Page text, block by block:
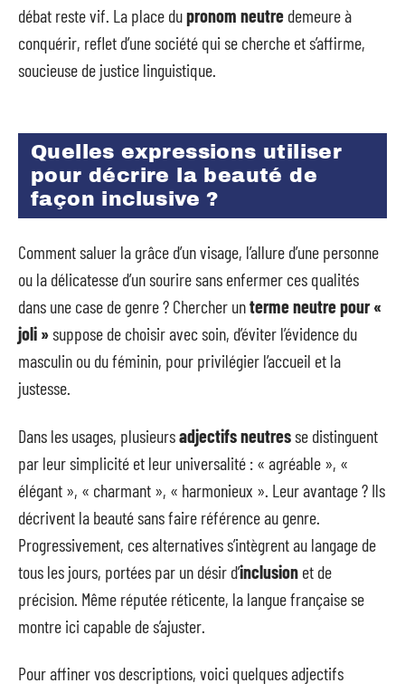
débat reste vif. La place dupronom neutre demeure à
conquérir, reflet d’une société qui se cherche et s’affirme,
soucieuse de justice linguistique.
Quelles expressions utiliser
pour décrire la beauté de
façon inclusive ?
Comment saluer la grâce d’un visage, l’allure d’une personne
ou la délicatesse d’un sourire sans enfermer ces qualités
dans une case de genre ? Chercher unterme neutre pour «
joli »suppose de choisir avec soin, d’éviter l’évidence du
masculin ou du féminin, pour privilégier l’accueil et la
justesse.
Dans les usages, plusieursadjectifs neutresse distinguent
par leur simplicité et leur universalité : « agréable », «
élégant », « charmant », « harmonieux ». Leur avantage ? Ils
décrivent la beauté sans faire référence au genre.
Progressivement, ces alternatives s’intègrent au langage de
tous les jours, portées par un désir d’inclusion et de
précision. Même réputée réticente, la langue française se
montre ici capable de s’ajuster.
Pour affiner vos descriptions, voici quelques adjectifs